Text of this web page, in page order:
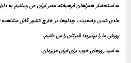
علمی
اخبار کریپتو
گوناگون
سرگرمی
فیلم
خواندنی ها و دیدنی ها
به استحضار همراهان فرهیخته عصر ایران می رسانیم به
عادی شدن وضعیت ، ویدئوها در خارج کشور قابل مشاهده
پوزش ما را بپذیرید؛ قدرتان را می دانیم.
به امید روزهای خوب برای ایران عزیزمان.